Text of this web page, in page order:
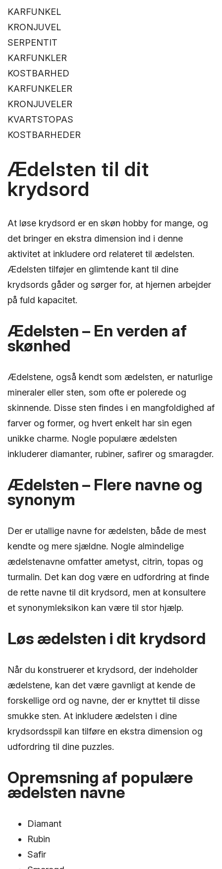
KARFUNKEL
KRONJUVEL
SERPENTIT
KARFUNKLER
KOSTBARHED
KARFUNKELER
KRONJUVELER
KVARTSTOPAS
KOSTBARHEDER
Ædelsten til dit
krydsord
At løse krydsord er en skøn hobby for mange, og
det bringer en ekstra dimension ind i denne
aktivitet at inkludere ord relateret til ædelsten.
Ædelsten tilføjer en glimtende kant til dine
krydsords gåder og sørger for, at hjernen arbejder
på fuld kapacitet.
Ædelsten – En verden af
skønhed
Ædelstene, også kendt som ædelsten, er naturlige
mineraler eller sten, som ofte er polerede og
skinnende. Disse sten findes i en mangfoldighed af
farver og former, og hvert enkelt har sin egen
unikke charme. Nogle populære ædelsten
inkluderer diamanter, rubiner, safirer og smaragder.
Ædelsten – Flere navne og
synonym
Der er utallige navne for ædelsten, både de mest
kendte og mere sjældne. Nogle almindelige
ædelstenavne omfatter ametyst, citrin, topas og
turmalin. Det kan dog være en udfordring at finde
de rette navne til dit krydsord, men at konsultere
et synonymleksikon kan være til stor hjælp.
Løs ædelsten i dit krydsord
Når du konstruerer et krydsord, der indeholder
ædelstene, kan det være gavnligt at kende de
forskellige ord og navne, der er knyttet til disse
smukke sten. At inkludere ædelsten i dine
krydsordsspil kan tilføre en ekstra dimension og
udfordring til dine puzzles.
Opremsning af populære
ædelsten navne
Diamant
Rubin
Safir